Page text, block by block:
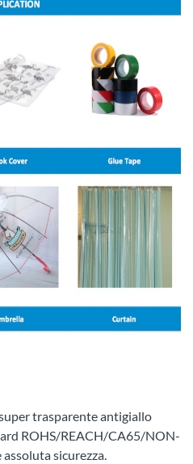
trasparente antigiallo
ROHS/REACH/CA65/NON-
sicurezza.